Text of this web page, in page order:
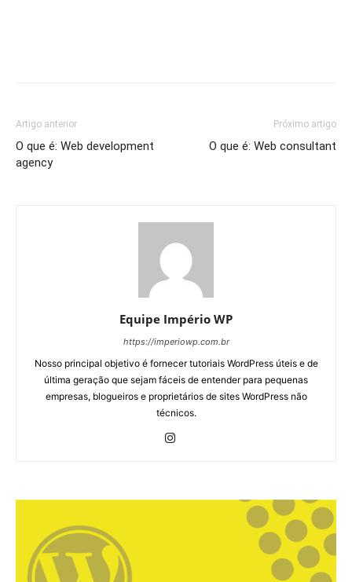
Artigo anterior
O que é: Web development
agency
Próximo artigo
O que é: Web consultant
Equipe Império WP
https://imperiowp.com.br
Nosso principal objetivo é fornecer tutoriais WordPress úteis e de
última geração que sejam fáceis de entender para pequenas
empresas, blogueiros e proprietários de sites WordPress não
técnicos.